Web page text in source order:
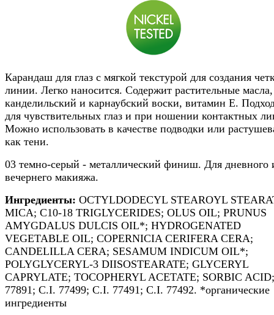
Карандаш для глаз с мягкой текстурой для создания
линии. Легко наносится. Содержит растительные масла,
канделильский и карнаубский воски, витамин E.
для чувствительных глаз и при ношении контактных
Можно использовать в качестве подводки или
как тени.
03 темно-серый - металлический финиш. Для дневного
вечернего макияжа.
Ингредиенты: OCTYLDODECYL STEAROYL
MICA; C10-18 TRIGLYCERIDES; OLUS OIL; PRUNUS
AMYGDALUS DULCIS OIL*; HYDROGENATED
VEGETABLE OIL; COPERNICIA CERIFERA CERA;
CANDELILLA CERA; SESAMUM INDICUM OIL*;
POLYGLYCERYL-3 DIISOSTEARATE; GLYCERYL
CAPRYLATE; TOCOPHERYL ACETATE; SORBIC
77891; C.I. 77499; C.I. 77491; C.I. 77492. *органические
ингредиенты